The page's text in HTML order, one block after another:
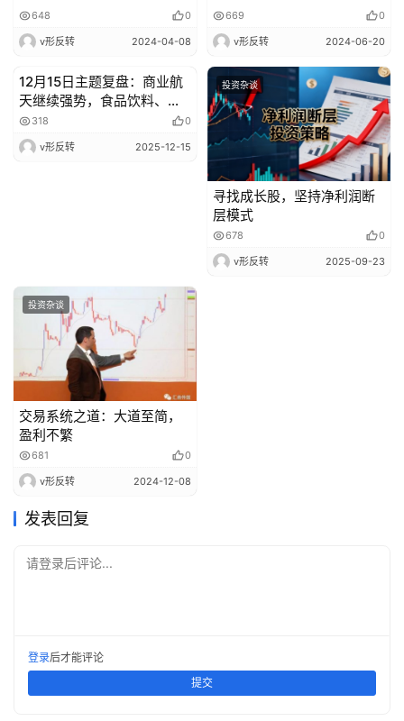
648 0
v形反转 2024-04-08
669 0
v形反转 2024-06-20
投资杂谈
12月15日主题复盘：商业航
天继续强势，食品饮料、零
售带动大消费逆市上涨
318 0
v形反转 2025-12-15
投资杂谈
寻找成长股，坚持净利润断
层模式
678 0
v形反转 2025-09-23
投资杂谈
交易系统之道：大道至简，
盈利不繁
681 0
v形反转 2024-12-08
发表回复
请登录后评论...
登录后才能评论
提交